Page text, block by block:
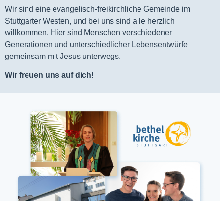
Wir sind eine evangelisch-freikirchliche Gemeinde im
Stuttgarter Westen, und bei uns sind alle herzlich
willkommen. Hier sind Menschen verschiedener
Generationen und unterschiedlicher Lebensentwürfe
gemeinsam mit Jesus unterwegs.
Wir freuen uns auf dich!